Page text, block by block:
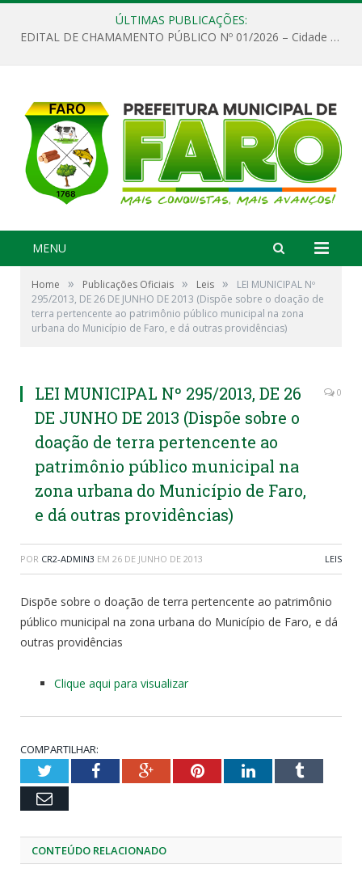
ÚLTIMAS PUBLICAÇÕES:
EDITAL DE CHAMAMENTO PÚBLICO Nº 01/2026 – Cidade de Faro
MENU
Home » Publicações Oficiais » Leis »
LEI MUNICIPAL Nº
295/2013, DE 26 DE JUNHO DE 2013 (Dispõe sobre o doação de
terra pertencente ao patrimônio público municipal na zona
urbana do Município de Faro, e dá outras providências)
LEI MUNICIPAL Nº 295/2013, DE 26
DE JUNHO DE 2013 (Dispõe sobre o
doação de terra pertencente ao
patrimônio público municipal na
zona urbana do Município de Faro,
e dá outras providências)
0
POR CR2-ADMIN3 EM 26 DE JUNHO DE 2013 LEIS
Dispõe sobre o doação de terra pertencente ao patrimônio
público municipal na zona urbana do Município de Faro, e dá
outras providências
Clique aqui para visualizar
COMPARTILHAR:
TwitterFacebookGoogle+PinterestLinkedInTumblr
Email
CONTEÚDO RELACIONADO